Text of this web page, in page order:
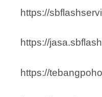
https://
https://
https://